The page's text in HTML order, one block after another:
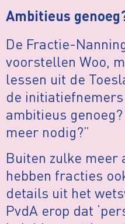
Ambitieus
De Fractie-
voorstellen Woo,
lessen uit de
de
ambitieus
meer nodig?”
Buiten zulke meer
hebben fracties
details uit het
PvdA erop dat